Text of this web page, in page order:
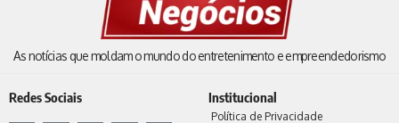
As notícias que moldam o mundo do entretenimento e empreendedorismo
Redes Sociais Institucional
Política de Privacidade